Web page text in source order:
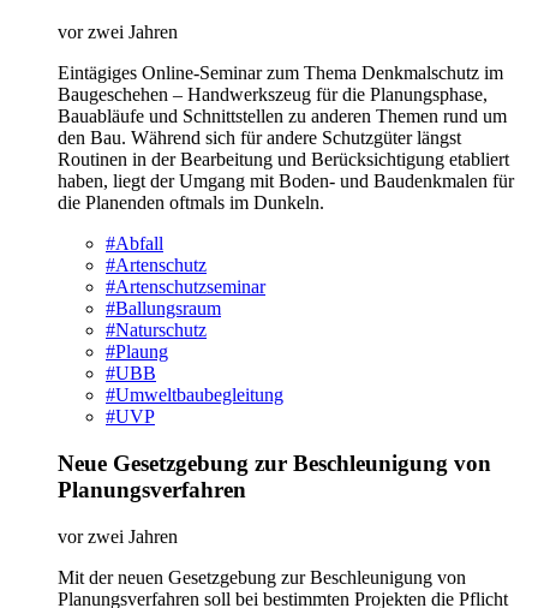
vor zwei Jahren
Eintägiges Online-​Seminar zum Thema Denkmalschutz im
Baugeschehen – Handwerkszeug für die Planungsphase,
Bauabläufe und Schnittstellen zu anderen Themen rund um
den Bau. Während sich für andere Schutzgüter längst
Routinen in der Bearbeitung und Berücksichtigung etabliert
haben, liegt der Umgang mit Boden-​ und Baudenkmalen für
die Planenden oftmals im Dunkeln.
#Abfall
#Artenschutz
#Artenschutzseminar
#Ballungsraum
#Naturschutz
#Plaung
#UBB
#Umweltbaubegleitung
#UVP
Neue Gesetzgebung zur Beschleunigung von
Planungsverfahren
vor zwei Jahren
Mit der neuen Gesetzgebung zur Beschleunigung von
Planungsverfahren soll bei bestimmten Projekten die Pflicht